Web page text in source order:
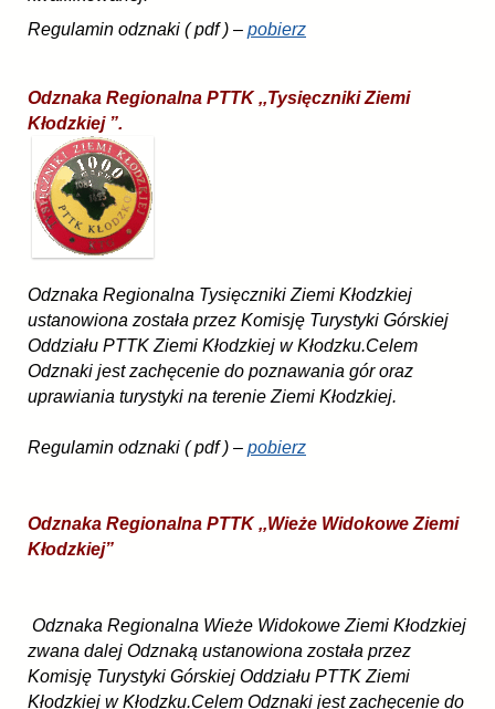
Regulamin odznaki ( pdf ) – pobierz
Odznaka Regionalna PTTK ,,Tysięczniki Ziemi
Kłodzkiej ”.
Odznaka Regionalna Tysięczniki Ziemi Kłodzkiej
ustanowiona została przez Komisję Turystyki Górskiej
Oddziału PTTK Ziemi Kłodzkiej w Kłodzku.Celem
Odznaki jest zachęcenie do poznawania gór oraz
uprawiania turystyki na terenie Ziemi Kłodzkiej.
Regulamin odznaki ( pdf ) – pobierz
Odznaka Regionalna PTTK ,,Wieże Widokowe Ziemi
Kłodzkiej”
Odznaka Regionalna Wieże Widokowe Ziemi Kłodzkiej
zwana dalej Odznaką ustanowiona została przez
Komisję Turystyki Górskiej Oddziału PTTK Ziemi
Kłodzkiej w Kłodzku.Celem Odznaki jest zachęcenie do